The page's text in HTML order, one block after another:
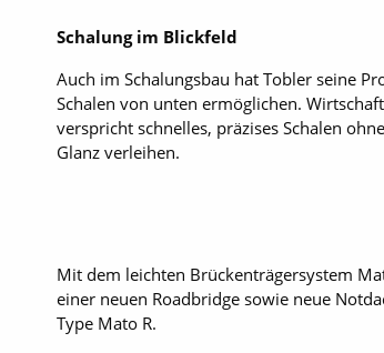
Schalung im Blickfeld
Auch im Schalungsbau hat Tobler seine
Schalen von unten ermöglichen.
verspricht schnelles, präzises Schalen
Glanz verleihen.
Mit dem leichten Brückenträgersystem
einer neuen Roadbridge sowie neue
Type Mato R.